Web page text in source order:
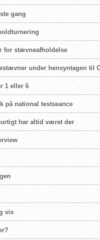
gang
for stævneafholdelse
under hensyntagen til
1 eller 6
på national testseance
har altid været der
vis